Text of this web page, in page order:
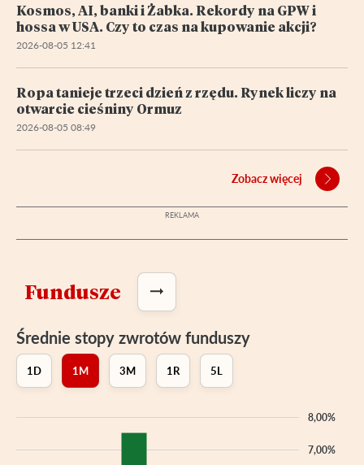
Kosmos, AI, banki i Żabka. Rekordy na GPW i
hossa w USA. Czy to czas na kupowanie akcji?
2026-08-05 12:41
Ropa tanieje trzeci dzień z rzędu. Rynek liczy na
otwarcie cieśniny Ormuz
2026-08-05 08:49
Zobacz więcej
Fundusze
Średnie stopy zwrotów funduszy
1D 1M 3M 1R 5L
7,00%
8,00%